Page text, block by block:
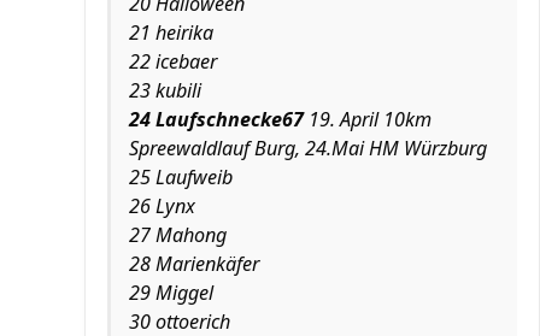
21 heirika
22 icebaer
23 kubili
24 Laufschnecke6719. April 10km
Spreewaldlauf Burg, 24.Mai HM Würzburg
25 Laufweib
26 Lynx
27 Mahong
28 Marienkäfer
29 Miggel
30 ottoerich